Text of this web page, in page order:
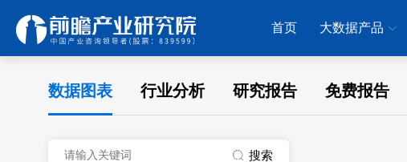
首页 大数据产品
数据图表 行业分析 研究报告 免费报告
搜索